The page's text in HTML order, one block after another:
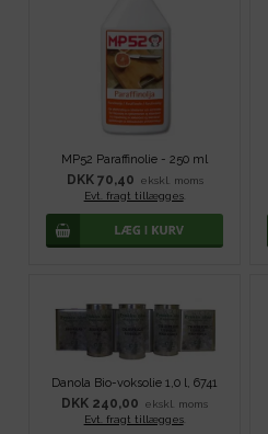
MP52 Paraffinolie - 250 ml
DKK 70,40
ekskl. moms
Evt. fragt tillægges.
Danola Bio-voksolie 1,0 l, 6741
DKK 240,00
ekskl. moms
Evt. fragt tillægges.